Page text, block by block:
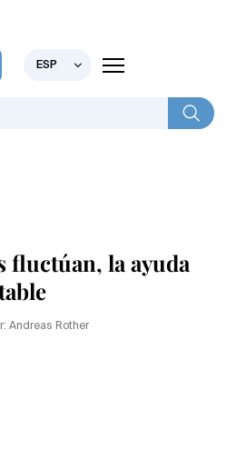
ESP
fluctúan, la ayuda
Andreas Rother